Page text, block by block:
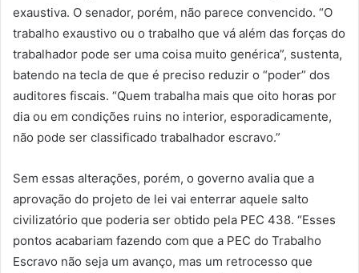
exaustiva. O senador, porém, não parece convencido. “O
trabalho exaustivo ou o trabalho que vá além das forças do
trabalhador pode ser uma coisa muito genérica”, sustenta,
batendo na tecla de que é preciso reduzir o “poder” dos
auditores fiscais. “Quem trabalha mais que oito horas por
dia ou em condições ruins no interior, esporadicamente,
não pode ser classificado trabalhador escravo.”
Sem essas alterações, porém, o governo avalia que a
aprovação do projeto de lei vai enterrar aquele salto
civilizatório que poderia ser obtido pela PEC 438. “Esses
pontos acabariam fazendo com que a PEC do Trabalho
Escravo não seja um avanço, mas um retrocesso que